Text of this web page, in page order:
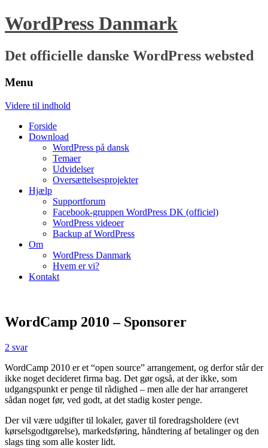
WordPress Danmark
Det officielle danske WordPress websted
Menu
Videre til indhold
Forside
Download
WordPress på dansk
Temaer
Udvidelser
Oversættelsesprojekter
Hjælp
Supportforum
Facebook-gruppen WordPress DK (officiel)
WordPress videoer
Backup af WordPress
Om
WordPress Danmark
Hvem er vi?
Kontakt
WordCamp 2010 – Sponsorer
2 svar
WordCamp 2010 er et “open source” arrangement, og derfor står der
ikke noget decideret firma bag. Det gør også, at der ikke, som
udgangspunkt er penge til rådighed – men alle der har arrangeret
sådan noget før, ved godt, at det stadig koster penge.
Der vil være udgifter til lokaler, gaver til foredragsholdere (evt
kørselsgodtgørelse), markedsføring, håndtering af betalinger og den
slags ting som alle koster lidt.